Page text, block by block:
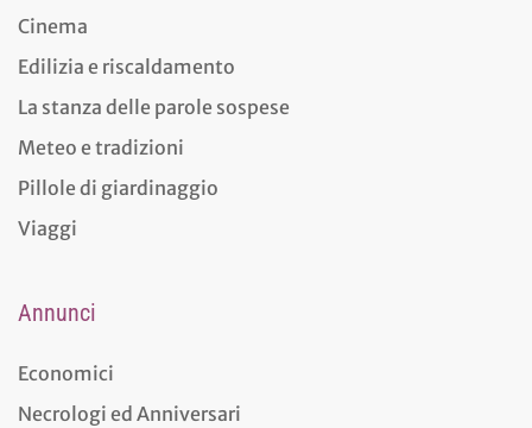
Cinema
Edilizia e riscaldamento
La stanza delle parole sospese
Meteo e tradizioni
Pillole di giardinaggio
Viaggi
Annunci
Economici
Necrologi ed Anniversari